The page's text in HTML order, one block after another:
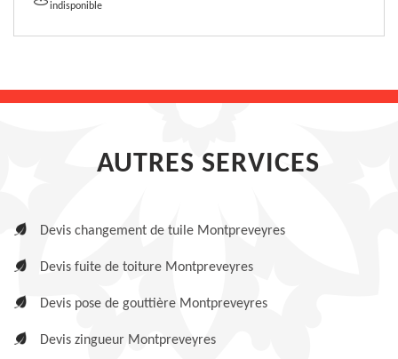
indisponible
AUTRES SERVICES
Devis changement de tuile Montpreveyres
Devis fuite de toiture Montpreveyres
Devis pose de gouttière Montpreveyres
Devis zingueur Montpreveyres